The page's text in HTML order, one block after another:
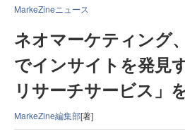
MarkeZineニュース
ネオマーケティング
でインサイトを発見
リサーチサービス」
MarkeZine編集部[著]